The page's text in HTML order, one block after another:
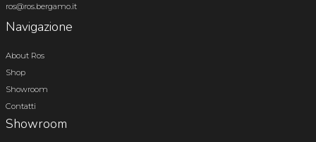
ros@ros.bergamo.it
Navigazione
About Ros
Shop
Showroom
Contatti
Showroom